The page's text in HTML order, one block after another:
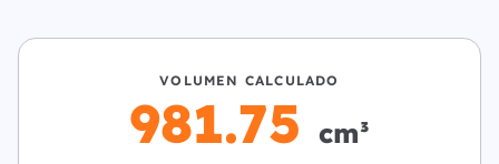
VOLUMEN CALCULADO
981.75 cm³